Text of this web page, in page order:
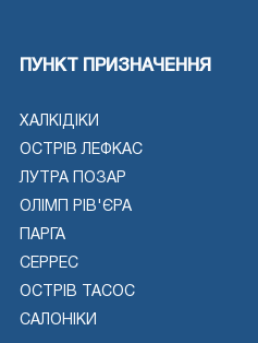
ПУНКТ ПРИЗНАЧЕННЯ
ХАЛКІДІКИ
ОСТРІВ ЛЕФКАС
ЛУТРА ПОЗАР
ОЛІМП РІВ'ЄРА
ПАРГА
СЕРРЕС
ОСТРІВ ТАСОС
САЛОНІКИ